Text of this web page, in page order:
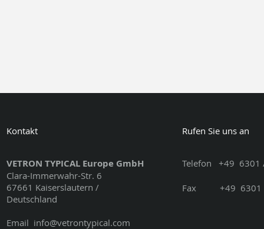
Kontakt
VETRON TYPICAL Europe GmbH
Clara-Immerwahr-Str. 6
67661 Kaiserslautern /
Deutschland
Email info@vetrontypical.com
Rufen Sie uns an
Telefon +49 6301
Fax +49